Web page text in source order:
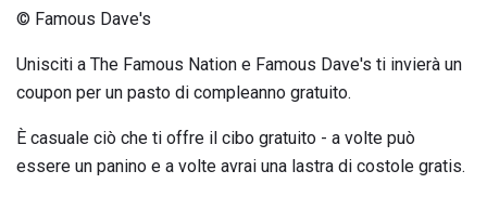
© Famous Dave's
Unisciti a The Famous Nation e Famous Dave's ti invierà un
coupon per un pasto di compleanno gratuito.
È casuale ciò che ti offre il cibo gratuito - a volte può
essere un panino e a volte avrai una lastra di costole gratis.